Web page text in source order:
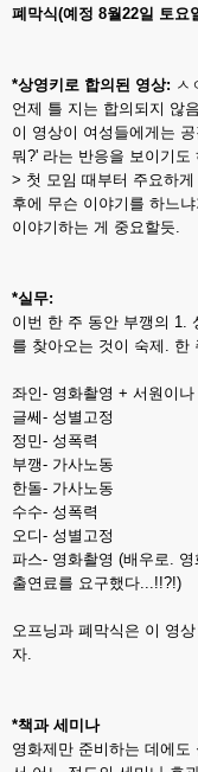
폐막식(예정 8월22일 토요
*상영키로 합의된 영상: ㅅ
언제 틀 지는 합의되지 않
이 영상이 여성들에게는
뭐?' 라는 반응을 보이기도
> 첫 모임 때부터 주요하
후에 무슨 이야기를 하느
이야기하는 게 중요할듯.
*실무:
이번 한 주 동안 부깽의
를 찾아오는 것이 숙제. 한
좌인- 영화촬영 + 서원이나
글쎄- 성별고정
정민- 성폭력
부깽- 가사노동
한돌- 가사노동
수수- 성폭력
오디- 성별고정
파스- 영화촬영 (배우로.
출연료를 요구했다...!!?!)
오프닝과 폐막식은 이 영
자.
*책과 세미나
영화제만 준비하는 데에